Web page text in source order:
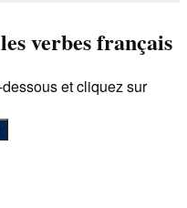
verbes français
et cliquez sur